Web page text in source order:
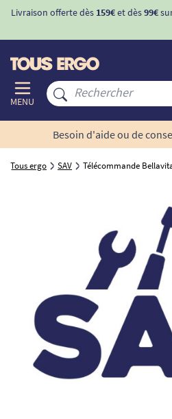
Livraison offerte dès 159€et dès99€
MENU
Besoin d'aide ou de
Tous ergo SAV Télécommande